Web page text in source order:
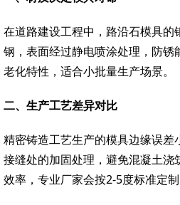
在道路建设工程中，路沿石模具
钢，表面经过静电喷涂处理，防
老化特性，适合小批量生产场景。
二、生产工艺差异对比
精密铸造工艺生产的模具边缘误
接缝处的加固处理，避免混凝土
效率，专业厂家会按2-5度标准定制